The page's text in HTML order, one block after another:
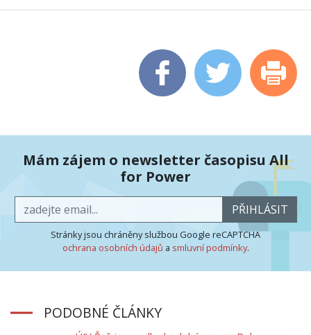
Mám zájem o newsletter časopisu All
for Power
PŘIHLÁSIT
Stránky jsou chráněny službou Google reCAPTCHA
ochrana osobních údajů a smluvní podmínky.
PODOBNÉ ČLÁNKY